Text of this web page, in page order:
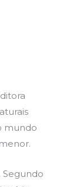
mundo
Segundo